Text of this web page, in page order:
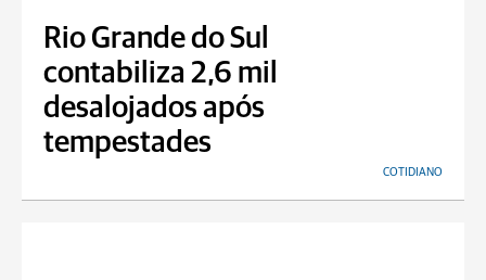
Rio Grande do Sul
contabiliza 2,6 mil
desalojados após
tempestades
COTIDIANO